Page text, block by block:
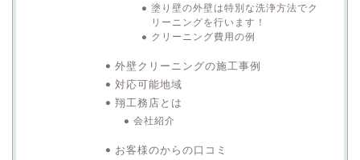
塗り壁の外壁は特別な洗浄方法でク
リーニングを行います！
クリーニング費用の例
外壁クリーニングの施工事例
対応可能地域
翔工務店とは
会社紹介
お客様のからの口コミ